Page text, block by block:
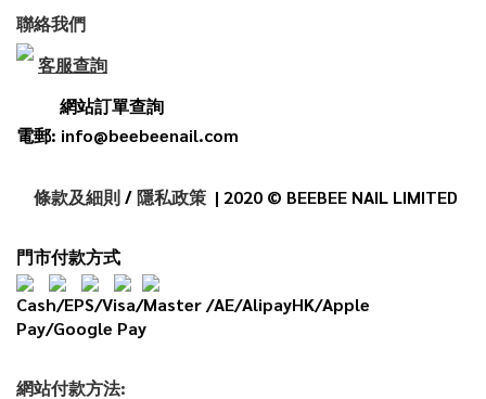
聯絡我們
客服查詢
網站訂單查詢
電郵: info@beebeenail.com
條款及細則/隱私政策 | 2020 © BEEBEE NAIL LIMITED
門市付款方式
Cash/EPS/Visa/Master /AE/AlipayHK/Apple
Pay/Google Pay
網站付款方法: